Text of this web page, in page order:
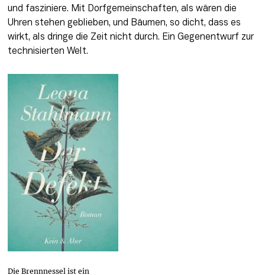
und fasziniere. Mit Dorfgemeinschaften, als wären die
Uhren stehen geblieben, und Bäumen, so dicht, dass es
wirkt, als dringe die Zeit nicht durch. Ein Gegenentwurf zur
technisierten Welt.
Die Brennnessel ist ein